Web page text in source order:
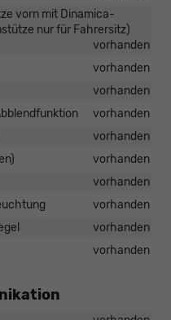
vorn mit Dinamica-
nur für Fahrersitz)
vorhanden
vorhanden
vorhanden
vorhanden
vorhanden
vorhanden
vorhanden
vorhanden
vorhanden
vorhanden